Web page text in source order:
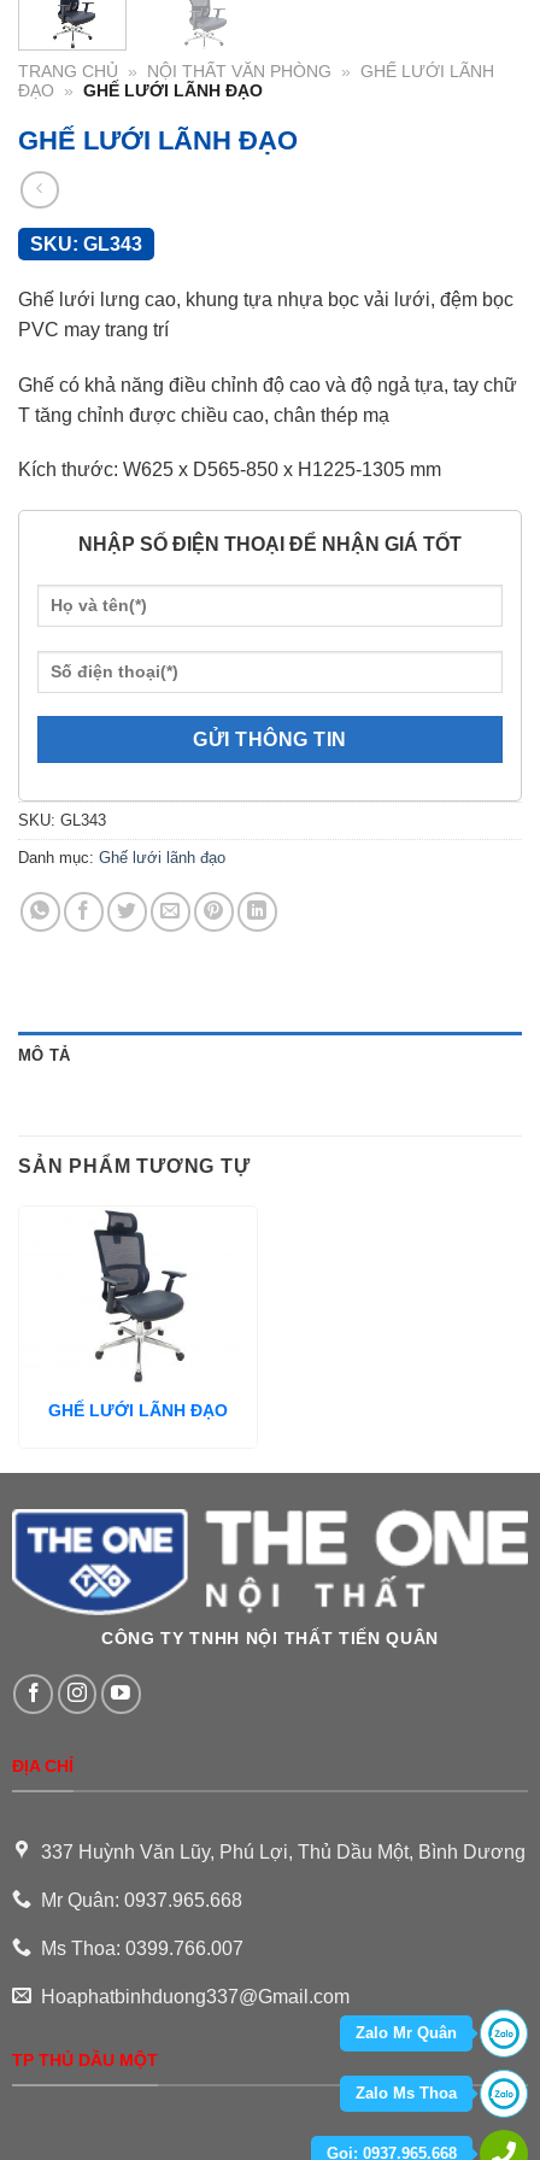
TRANG CHỦ » NỘI THẤT VĂN PHÒNG »
GHẾ LƯỚI LÃNH
ĐẠO
» GHẾ LƯỚI LÃNH ĐẠO
GHẾ LƯỚI LÃNH ĐẠO
SKU: GL343
Ghế lưới lưng cao, khung tựa nhựa bọc vải lưới, đệm bọc
PVC may trang trí
Ghế có khả năng điều chỉnh độ cao và độ ngả tựa, tay chữ
T tăng chỉnh được chiều cao, chân thép mạ
Kích thước: W625 x D565-850 x H1225-1305 mm
NHẬP SỐ ĐIỆN THOẠI ĐỂ NHẬN GIÁ TỐT
SKU: GL343
Danh mục: Ghế lưới lãnh đạo
MÔ TẢ
SẢN PHẨM TƯƠNG TỰ
GHẾ LƯỚI LÃNH ĐẠO
CÔNG TY TNHH NỘI THẤT TIẾN QUÂN
ĐỊA CHỈ
337 Huỳnh Văn Lũy, Phú Lợi, Thủ Dầu Một, Bình Dương
Mr Quân: 0937.965.668
Ms Thoa: 0399.766.007
Hoaphatbinhduong337@Gmail.com
TP THỦ DẦU MỘT
Zalo Mr Quân
Zalo Ms Thoa
Gọi: 0937.965.668